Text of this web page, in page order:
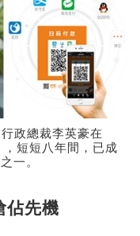
政總裁李英豪在
短短八年間，已成
一。
先機